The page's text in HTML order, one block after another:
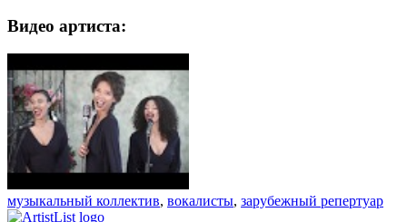
Видео артиста:
музыкальный коллектив, вокалисты, зарубежный репертуар